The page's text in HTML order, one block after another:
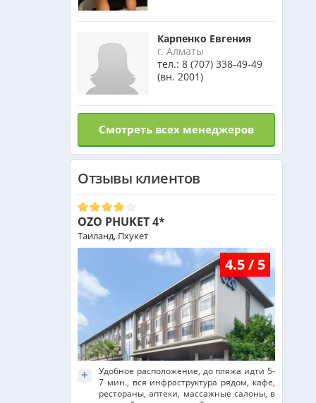
Маврикий из Алматы
Оман из Алматы
Карпенко Евгения
г. Алматы
тел.: 8 (707) 338-49-49
(вн. 2001)
Смотреть всех менеджеров
Отзывы клиентов
OZO PHUKET 4*
Таиланд, Пхукет
4.5 / 5
+
Удобное расположение, до пляжа идти 5-
7 мин., вся инфраструктура рядом, кафе,
рестораны, аптеки, массажные салоны, в